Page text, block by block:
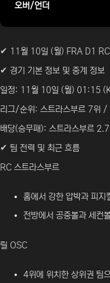
오버/언더
✔ 11월 10일 (월) FRA D1 RC
✔ 경기 기본 정보 및 중계 정보
일정: 11월 10일 (월) 01:15
리그/순위: 스트라스부르 7위 /
배당(승무패): 스트라스부르
✔ 팀 전력 및 최근 흐름
RC 스트라스부르
홈에서 강한 압박과 피지
전방에서 공중볼과 세컨
릴 OSC
4위에 위치한 상위권 팀